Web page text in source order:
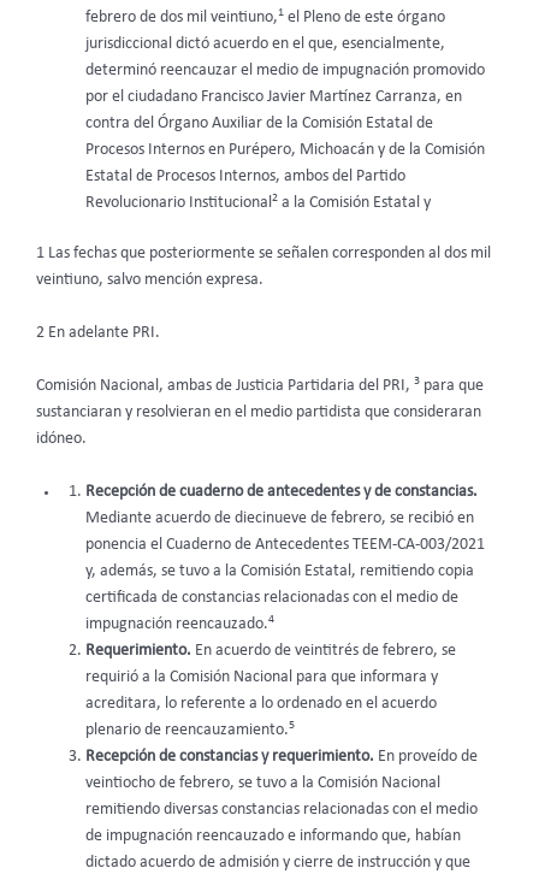
febrero de dos mil veintiuno,1el Pleno de este órgano
jurisdiccional dictó acuerdo en el que, esencialmente,
determinó reencauzar el medio de impugnación promovido
por el ciudadano Francisco Javier Martínez Carranza, en
contra del Órgano Auxiliar de la Comisión Estatal de
Procesos Internos en Purépero, Michoacán y de la Comisión
Estatal de Procesos Internos, ambos del Partido
Revolucionario Institucional 2a la Comisión Estatal y
1 Las fechas que posteriormente se señalen corresponden al dos mil
veintiuno, salvo mención expresa.
2 En adelante PRI.
Comisión Nacional, ambas de Justicia Partidaria del PRI, 3 para que
sustanciaran y resolvieran en el medio partidista que consideraran
idóneo.
Recepción de cuaderno de antecedentes y de constancias.
Mediante acuerdo de diecinueve de febrero, se recibió en
ponencia el Cuaderno de Antecedentes TEEM-CA-003/2021
y, además, se tuvo a la Comisión Estatal, remitiendo copia
certificada de constancias relacionadas con el medio de
impugnación reencauzado.4
Requerimiento. En acuerdo de veintitrés de febrero, se
requirió a la Comisión Nacional para que informara y
acreditara, lo referente a lo ordenado en el acuerdo
plenario de reencauzamiento.5
Recepción de constancias y requerimiento. En proveído de
veintiocho de febrero, se tuvo a la Comisión Nacional
remitiendo diversas constancias relacionadas con el medio
de impugnación reencauzado e informando que, habían
dictado acuerdo de admisión y cierre de instrucción y que